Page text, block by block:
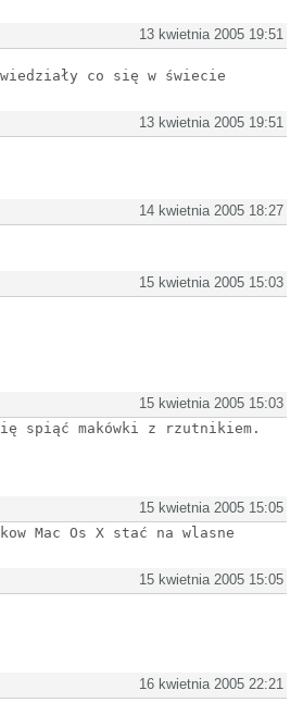
13 kwietnia 2005 19:51
co się w świecie
13 kwietnia 2005 19:51
14 kwietnia 2005 18:27
15 kwietnia 2005 15:03
15 kwietnia 2005 15:03
spiąć makówki z rzutnikiem.
15 kwietnia 2005 15:05
Mac Os X stać na wlasne
15 kwietnia 2005 15:05
16 kwietnia 2005 22:21